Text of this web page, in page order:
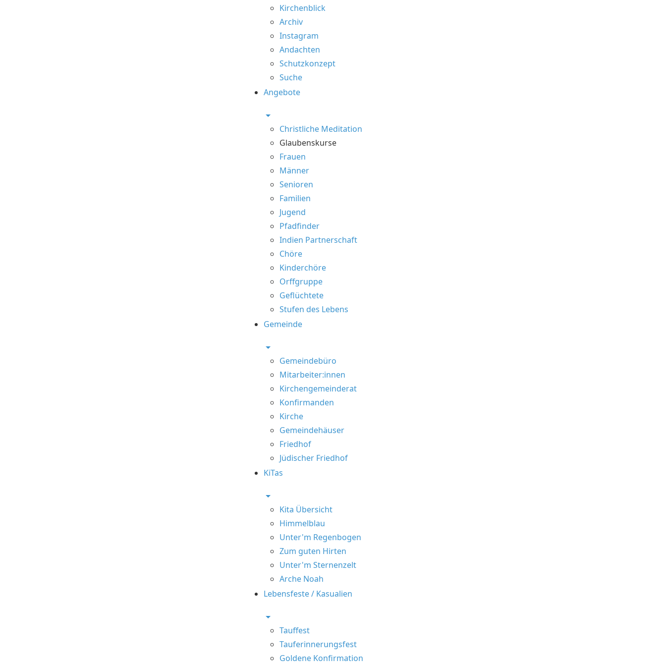
Kirchenblick
Archiv
Instagram
Andachten
Schutzkonzept
Suche
Angebote
Christliche Meditation
Glaubenskurse
Frauen
Männer
Senioren
Familien
Jugend
Pfadfinder
Indien Partnerschaft
Chöre
Kinderchöre
Orffgruppe
Geflüchtete
Stufen des Lebens
Gemeinde
Gemeindebüro
Mitarbeiter:innen
Kirchengemeinderat
Konfirmanden
Kirche
Gemeindehäuser
Friedhof
Jüdischer Friedhof
KiTas
Kita Übersicht
Himmelblau
Unter'm Regenbogen
Zum guten Hirten
Unter'm Sternenzelt
Arche Noah
Lebensfeste / Kasualien
Tauffest
Tauferinnerungsfest
Goldene Konfirmation